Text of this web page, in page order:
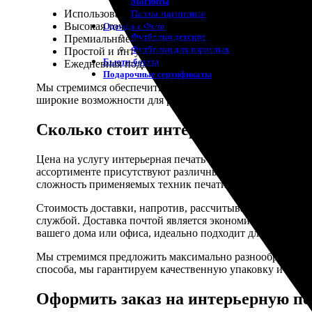
Пазлы магнитные
Одежда с Фото
Футболки детские
Футболки для взрослых
Бьюти-боксы
Подарочные сертификаты
Использование последних достижений в
Высокая точность и детализация изображений;
Премиальные материалы для печати;
Простой и интуитивно понятный процесс заказа;
Ежедневная поддержка клиентов.
Мы стремимся обеспечить каждого клиента
широкие возможности для реализации творческих идей
Сколько стоит интерьерная печать
Цена на услугу интерьерная печать в нашем сервисе
ассортименте присутствуют различные виды бумаг и
сложность применяемых техник печати также влияет на
Стоимость доставки, напротив, рассчитывается исходя
службой. Доставка почтой является экономичным
вашего дома или офиса, идеально подходит для срочных
Мы стремимся предложить максимально разнообразную
способа, мы гарантируем качественную упаковку и
Оформить заказ на интерьерную